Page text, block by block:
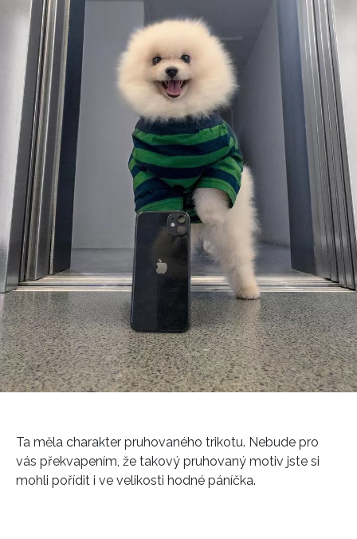
Ta měla charakter pruhovaného trikotu. Nebude pro
vás překvapením, že takový pruhovaný motiv jste si
mohli pořídit i ve velikosti hodné páníčka.